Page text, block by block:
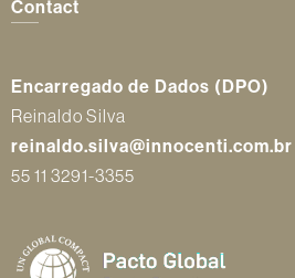
Contact
Encarregado de Dados (DPO)
Reinaldo Silva
reinaldo.silva@innocenti.com.br
55 11 3291-3355